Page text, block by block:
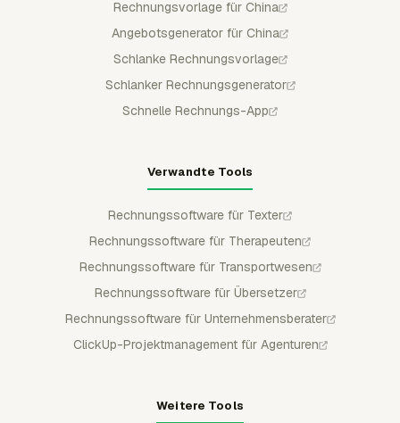
Rechnungsvorlage für China
Angebotsgenerator für China
Schlanke Rechnungsvorlage
Schlanker Rechnungsgenerator
Schnelle Rechnungs-App
Verwandte Tools
Rechnungssoftware für Texter
Rechnungssoftware für Therapeuten
Rechnungssoftware für Transportwesen
Rechnungssoftware für Übersetzer
Rechnungssoftware für Unternehmensberater
ClickUp-Projektmanagement für Agenturen
Weitere Tools